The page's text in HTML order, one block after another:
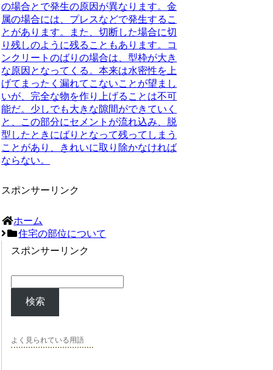
の場合とで発生の原因が異なります。金
属の場合には、プレスなどで発生するこ
とがあります。
また、切断した場合に切
り残しのように残ることもあります。コ
ンクリートのばりの場合は、型枠が大き
な原因となってくる。本来は水密性を上
げてまったく漏れてこないことが望まし
いが、完全な物を作り上げることは不可
能だ。少しでも大きな隙間ができていく
と、この部分にセメントが流れ込み、脱
型したときにばりとなって残ってしまう
ことがあり、きれいに取り除かなければ
ならない。
スポンサーリンク
ホーム
住宅の部位について
スポンサーリンク
検索
よく見られている用語